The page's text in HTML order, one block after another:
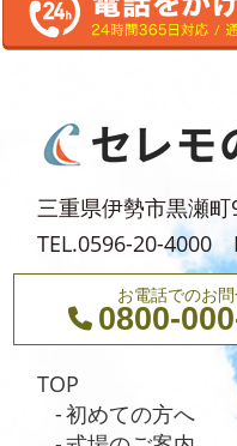
2024年7月
2024年6月
2024年4月
2024年1月
2023年12月
2023年10月
三重県伊勢市黒瀬町
TEL.0596-20-4000
お電話でのお
0800-
TOP
初めての方へ